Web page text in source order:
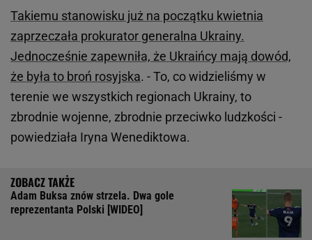
Takiemu stanowisku już na początku kwietnia
zaprzeczała prokurator generalna Ukrainy.
Jednocześnie zapewniła, że Ukraińcy mają dowód,
że była to broń rosyjska. - To, co widzieliśmy w
terenie we wszystkich regionach Ukrainy, to
zbrodnie wojenne, zbrodnie przeciwko ludzkości -
powiedziała Iryna Wenediktowa.
Adam Buksa znów strzela. Dwa gole
reprezentanta Polski [WIDEO]